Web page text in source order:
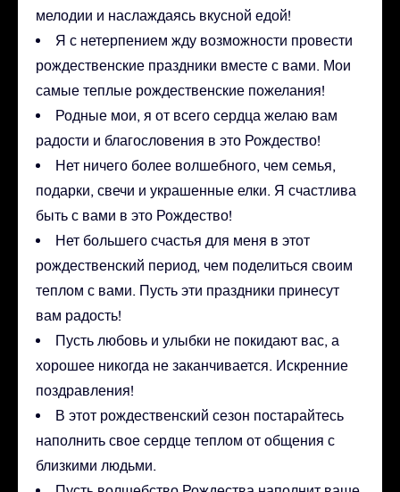
мелодии и наслаждаясь вкусной едой!
Я с нетерпением жду возможности провести
рождественские праздники вместе с вами. Мои
самые теплые рождественские пожелания!
Родные мои, я от всего сердца желаю вам
радости и благословения в это Рождество!
Нет ничего более волшебного, чем семья,
подарки, свечи и украшенные елки. Я счастлива
быть с вами в это Рождество!
Нет большего счастья для меня в этот
рождественский период, чем поделиться своим
теплом с вами. Пусть эти праздники принесут
вам радость!
Пусть любовь и улыбки не покидают вас, а
хорошее никогда не заканчивается. Искренние
поздравления!
В этот рождественский сезон постарайтесь
наполнить свое сердце теплом от общения с
близкими людьми.